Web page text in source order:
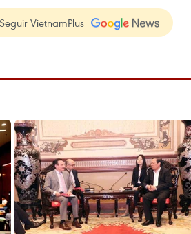
Seguir VietnamPlus